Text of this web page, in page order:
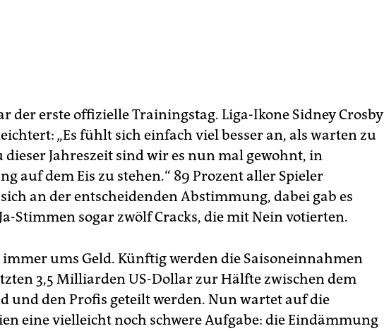
der erste offizielle Trainingstag. Liga-Ikone Sidney Crosby
„Es fühlt sich einfach viel besser an, als warten zu
dieser Jahreszeit sind wir es nun mal gewohnt, in
auf dem Eis zu stehen.“ 89 Prozent aller Spieler
an der entscheidenden Abstimmung, dabei gab es
Stimmen sogar zwölf Cracks, die mit Nein votierten.
immer ums Geld. Künftig werden die Saisoneinnahmen
3,5 Milliarden US-Dollar zur Hälfte zwischen dem
und den Profis geteilt werden. Nun wartet auf die
eine vielleicht noch schwere Aufgabe: die Eindämmung